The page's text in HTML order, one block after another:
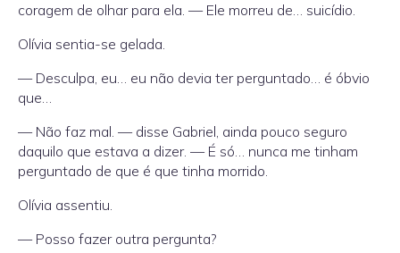
coragem de olhar para ela. — Ele morreu de… suicídio.
Olívia sentia-se gelada.
— Desculpa, eu… eu não devia ter perguntado… é óbvio
que…
— Não faz mal. — disse Gabriel, ainda pouco seguro
daquilo que estava a dizer. — É só… nunca me tinham
perguntado de que é que tinha morrido.
Olívia assentiu.
— Posso fazer outra pergunta?